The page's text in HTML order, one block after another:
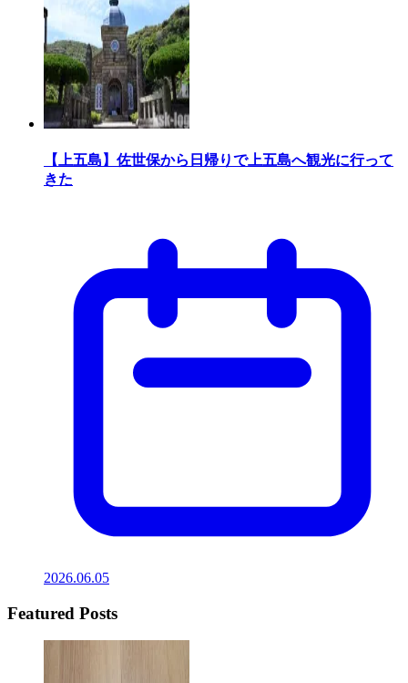
【上五島】佐世保から日帰りで上五島へ観光に行って
きた
2026.06.05
Featured Posts